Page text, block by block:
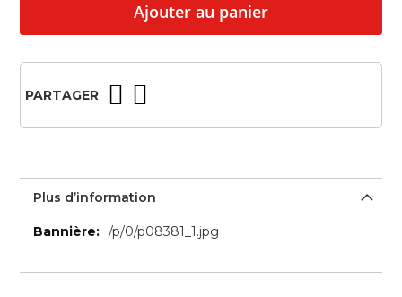
Ajouter au panier
PARTAGER
Plus d’information
Plus
/p/0/p08381_1.jpg